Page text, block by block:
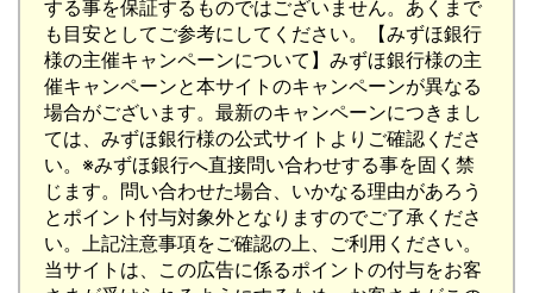
する事を保証するものではございません。あくまで
も目安としてご参考にしてください。【みずほ銀行
様の主催キャンペーンについて】みずほ銀行様の主
催キャンペーンと本サイトのキャンペーンが異なる
場合がございます。最新のキャンペーンにつきまし
ては、みずほ銀行様の公式サイトよりご確認くださ
い。※みずほ銀行へ直接問い合わせする事を固く禁
じます。問い合わせた場合、いかなる理由があろう
とポイント付与対象外となりますのでご了承くださ
い。上記注意事項をご確認の上、ご利用ください。
当サイトは、この広告に係るポイントの付与をお客